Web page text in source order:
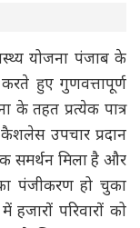
योजना पंजाब के
हुए गुणवत्तापूर्ण
के तहत प्रत्येक पात्र
उपचार प्रदान
समर्थन मिला है और
पंजीकरण हो चुका
परिवारों को